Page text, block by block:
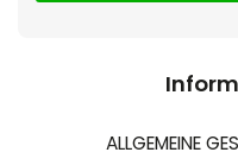
ALLGEMEINE